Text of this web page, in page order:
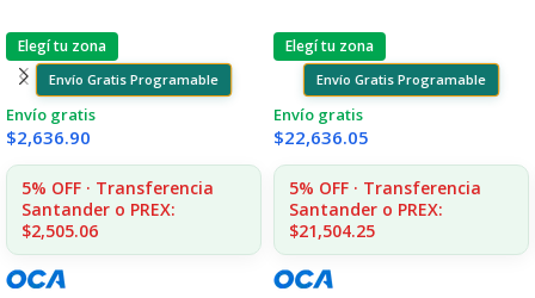
Elegí tu zona
Envío Gratis Programable
Envío gratis
$2,636.90
5% OFF · Transferencia
Santander o PREX:
$2,505.06
Elegí tu zona
Envío Gratis Programable
Envío gratis
$22,636.05
5% OFF · Transferencia
Santander o PREX:
$21,504.25